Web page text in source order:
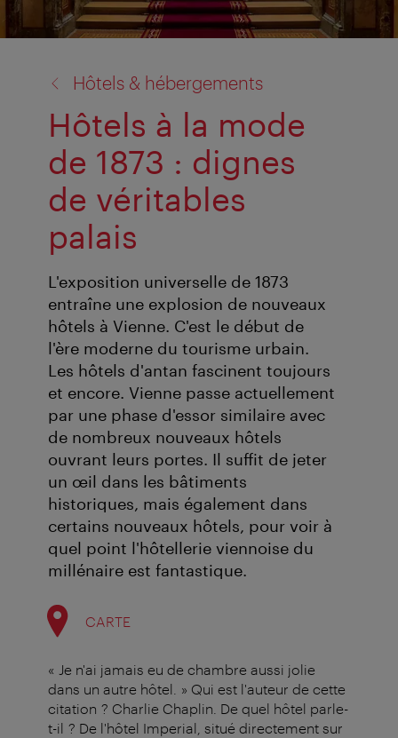
Hôtels & hébergements
Hôtels à la mode
de 1873 : dignes
de véritables
palais
L'exposition universelle de 1873
entraîne une explosion de nouveaux
hôtels à Vienne. C'est le début de
l'ère moderne du tourisme urbain.
Les hôtels d'antan fascinent toujours
et encore. Vienne passe actuellement
par une phase d'essor similaire avec
de nombreux nouveaux hôtels
ouvrant leurs portes. Il suffit de jeter
un œil dans les bâtiments
historiques, mais également dans
certains nouveaux hôtels, pour voir à
quel point l'hôtellerie viennoise du
millénaire est fantastique.
CARTE
« Je n'ai jamais eu de chambre aussi jolie
dans un autre hôtel. » Qui est l'auteur de cette
citation ? Charlie Chaplin. De quel hôtel parle-
t-il ? De l'hôtel Imperial, situé directement sur